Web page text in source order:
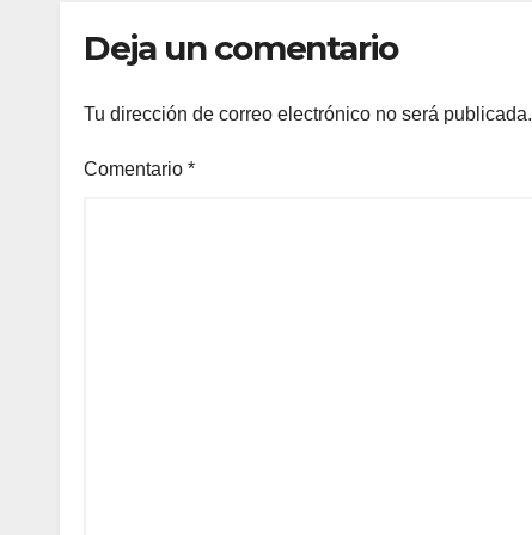
Deja un comentario
Tu dirección de correo electrónico no será publicada.
Comentario *